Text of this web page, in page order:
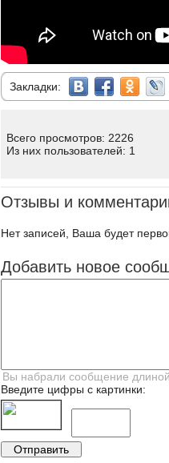
Закладки:
Всего просмотров: 2226
Из них пользователей: 1
Отзывы и
Нет записей, Ваша будет
Добавить новое
Введите цифры с картинки: